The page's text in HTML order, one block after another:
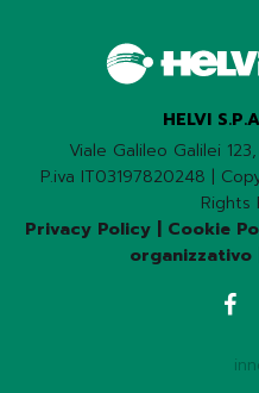
HELVI
Viale Galileo Galilei
P.iva IT03197820248 |
Rights
Privacy Policy| Cookie
organizzativo